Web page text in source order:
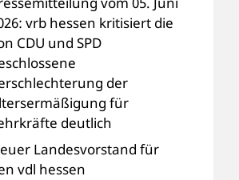
vrb hessen kritisiert die
CDU und SPD
der
für
deutlich
Landesvorstand für
vdl hessen